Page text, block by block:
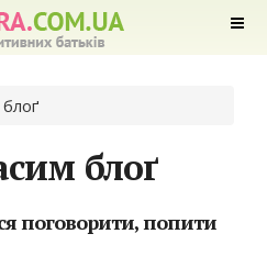
блоґ
поговорити, попити